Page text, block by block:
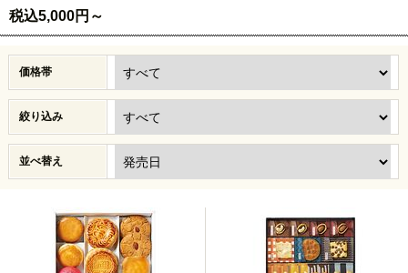
税込5,000円～
価格帯
絞り込み
並べ替え